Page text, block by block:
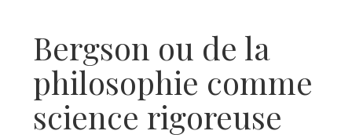
Bergson ou de la
philosophie comme
science rigoreuse